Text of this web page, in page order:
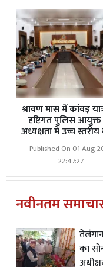
श्रावण मास में कांवड़
दृष्टिगत पुलिस
अध्यक्षता में उच्च
Published On 01 Aug
22:47:27
नवीनतम
का